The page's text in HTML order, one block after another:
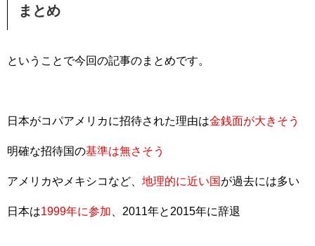
まとめ
ということで今回の記事のまとめです。
日本がコパアメリカに招待された理由は金銭面が大きそう
明確な招待国の基準は無さそう
アメリカやメキシコなど、 地理的に近い国が過去には多い
日本は1999年に参加 、2011年と2015年に辞退